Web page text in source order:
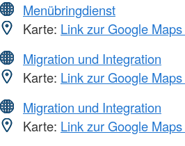
Menübringdienst
Karte: Link zur Google
Migration und Integration
Karte: Link zur Google
Migration und Integration
Karte: Link zur Google